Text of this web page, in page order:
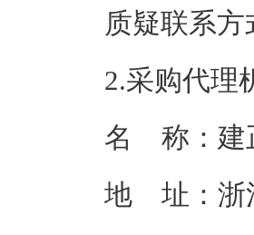
质疑联系方
2.采购代理
名    称： 建
地    址： 浙